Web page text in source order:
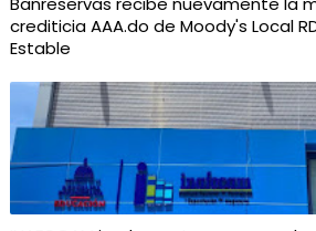
crediticia AAA.do de Moody's Local
Estable